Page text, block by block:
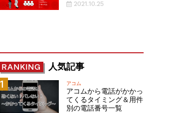
2021.10.25
RANKING 人気記事
アコム
アコムから電話がかかっ
てくるタイミング＆用件
別の電話番号一覧